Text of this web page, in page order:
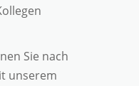
Sie nach
unserem